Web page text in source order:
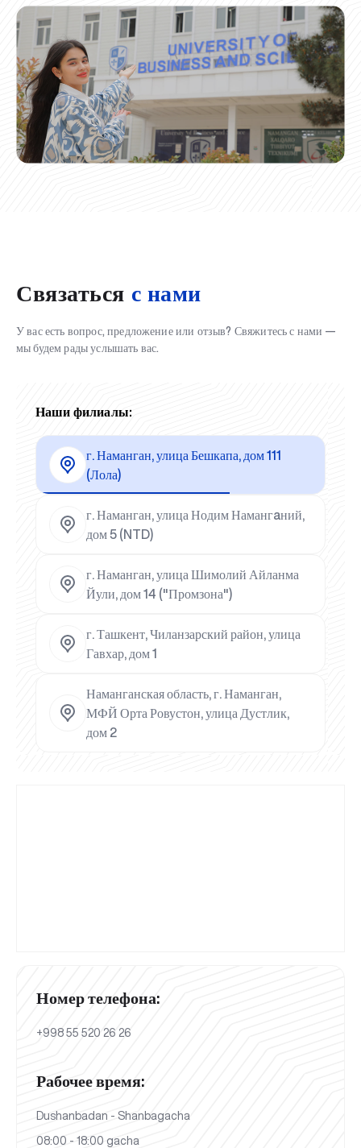
Связаться с нами
У вас есть вопрос, предложение или отзыв? Свяжитесь с нами —
мы будем рады услышать вас.
Наши филиалы:
г. Наманган, улица Бешкапа, дом 111
(Лола)
г. Наманган, улица Нодим Намангaний,
дом 5 (NTD)
г. Наманган, улица Шимолий Айланма
Йули, дом 14 ("Промзона")
г. Ташкент, Чиланзарский район, улица
Гавхар, дом 1
Наманганская область, г. Наманган,
МФЙ Орта Ровустон, улица Дустлик,
дом 2
Номер телефона:
+998 55 520 26 26
Рабочее время:
Dushanbadan - Shanbagacha
08:00 - 18:00 gacha